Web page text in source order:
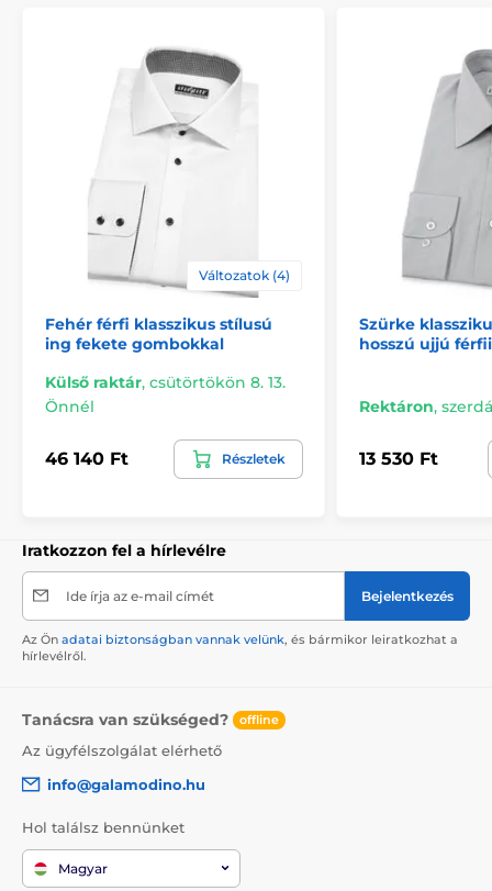
Változatok (4)
Fehér férfi klasszikus stílusú
ing fekete gombokkal
Külső raktár, csütörtökön 8. 13.
Önnél
46 140 Ft Részletek
Szürke
hosszú ujjú
Rektáron,
13 530 Ft
Iratkozzon fel a hírlevélre
Ide írja az e-mail címét Bejelentkezés
Az Ön adatai biztonságban vannak velünk, és bármikor leiratkozhat a
hírlevélről.
Tanácsra van szükséged? offline
Az ügyfélszolgálat elérhető
info@galamodino.hu
Hol találsz bennünket
Magyar